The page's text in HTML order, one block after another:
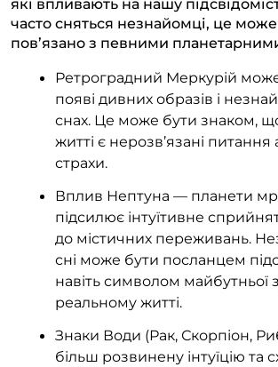
які впливають на нашу
часто сняться незнайомці, це
пов’язано з певними
Ретроградний Меркурій
появі дивних образів і
снах. Це може бути знаком,
житті є нерозв’язані питання
страхи.
Вплив Нептуна — планети
підсилює інтуїтивне
до містичних переживань.
сні може бути посланцем
навіть символом майбутньої
реальному житті.
Знаки Води (Рак, Скорпіон,
більш розвинену інтуїцію та